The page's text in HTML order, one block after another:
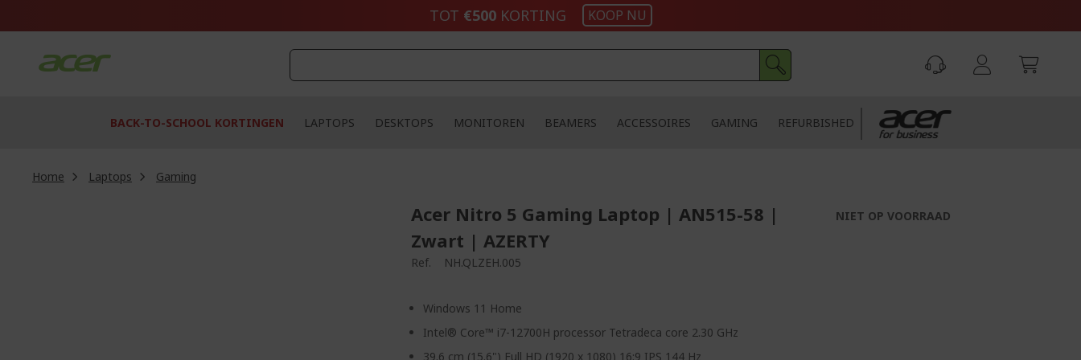
TOT €500​KORTING KOOP NU
BACK-TO-SCHOOL KORTINGEN LAPTOPS DESKTOPS MONITOREN BEAMERS ACCESSOIRES GAMING REFURBISHED
Home Laptops
Gaming
Acer Nitro 5 Gaming Laptop | AN515-58 |
Zwart | AZERTY
Ref. NH.QLZEH.005
Windows 11 Home
Intel® Core™ i7-12700H processor Tetradeca core 2.30 GHz
39.6 cm (15.6") Full HD (1920 x 1080) 16:9 IPS 144 Hz
NIET OP VOORRAAD